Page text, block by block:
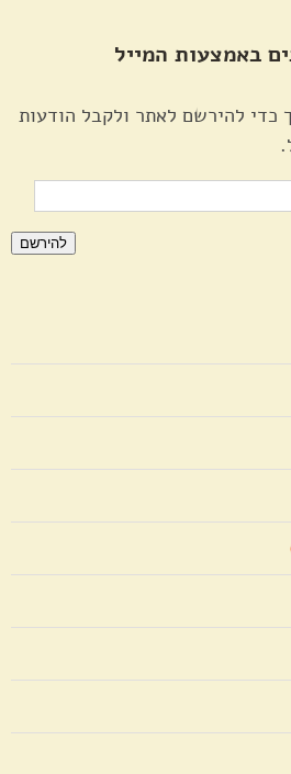
באמצעות המייל
כדי להירשם לאתר ולקבל הודעות
להירשם